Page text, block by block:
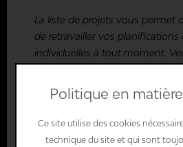
La liste de projets vous permet
de retravailler vos planifications
individuelles à tout moment.
pouvoir utiliser la liste de projets.
Se connecter
Politique en
Ce site utilise des cookies
technique du site et qui sont